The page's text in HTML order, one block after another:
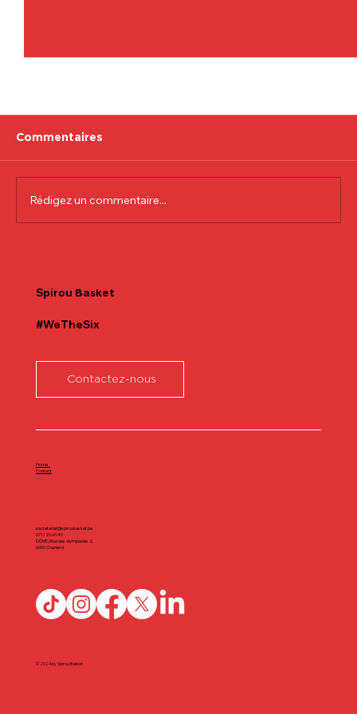
Commentaires
Rédigez un commentaire...
Spirou Basket
#WeTheSix
Contactez-nous
secretariat@spiroubasket.be
071/20.60.40
DÔME | Rue des olympiades 2,
6000 Charleroi
Home
Contact
© 2024 by Spirou Basket